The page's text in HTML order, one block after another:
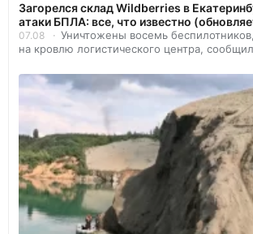
Загорелся склад Wildberries в
атаки БПЛА: все, что известно
07.08
Уничтожены восемь
на кровлю логистического центра,